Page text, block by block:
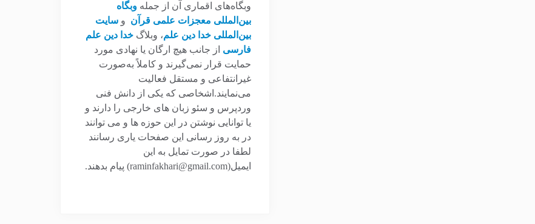
وبگاه‌های اقماری آن از جمله وبگاه
بین‌المللی معجزات علمی قرآن و سایت
بین‌المللی خدا دین علم، وبلاگ خدا دین علم
فارسی از جانب هیچ ارگان یا نهادی مورد
حمایت قرار نمی‌گیرند و کاملاً به‌صورت
غیرانتفاعی و مستقل فعالیت
می‌نمایند.اشخاصی که یکی از دانش فنی
وردپرس و سئو زبان های خارجی را دارند و
یا توانایی نوشتن در این حوزه ها و می توانند
در به روز رسانی این صفحات یاری رسانند
لطفا در صورت تمایل به این
ایمیل(raminfakhari@gmail.com) پیام بدهند.